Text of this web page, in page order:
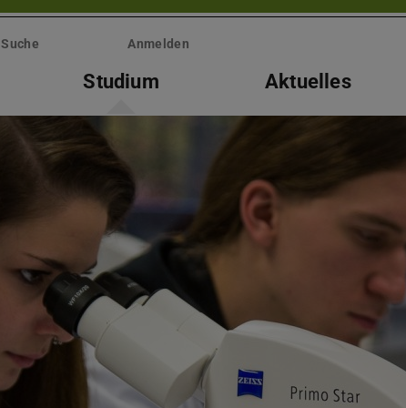
Suche Anmelden
Studium Aktuelles